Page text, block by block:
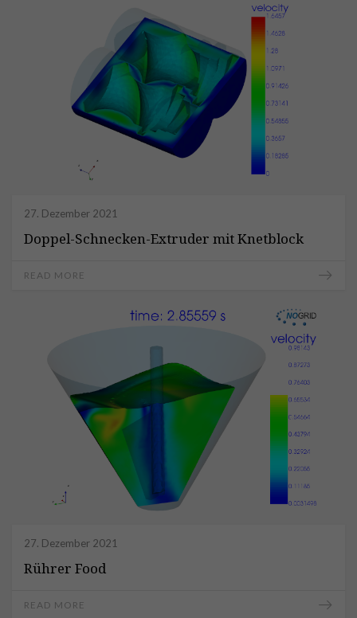
27. Dezember 2021
Doppel-Schnecken-Extruder mit Knetblock
READ MORE
27. Dezember 2021
Rührer Food
READ MORE